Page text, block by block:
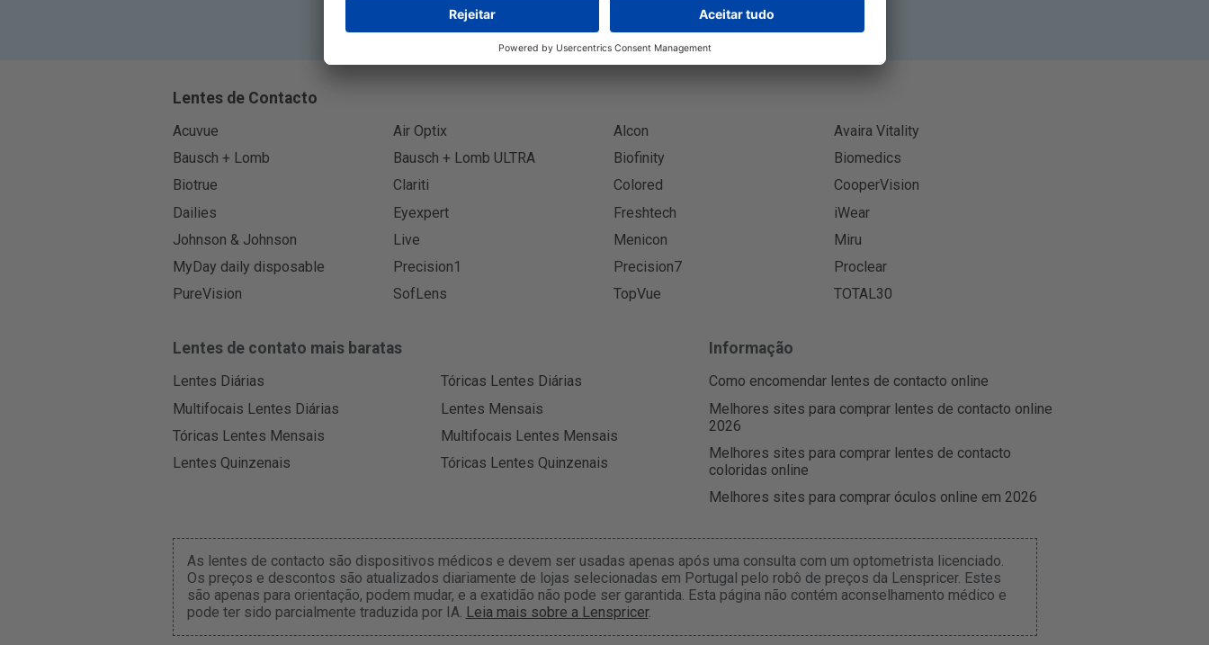
Lentes de Contacto
Acuvue Air Optix Alcon
Avaira Vitality
Bausch + Lomb
Bausch + Lomb ULTRA Biofinity
Biomedics
Biotrue
Clariti Colored
CooperVision
Dailies
Eyexpert Freshtech
iWear
Johnson & Johnson
Live Menicon
Miru
MyDay daily disposable
Precision1 Precision7
Proclear
PureVision
SofLens TopVue TOTAL30
Lentes de contato mais baratas
Lentes Diárias
Tóricas Lentes Diárias
Multifocais Lentes Diárias
Lentes Mensais
Tóricas Lentes Mensais
Multifocais Lentes Mensais
Lentes Quinzenais
Tóricas Lentes Quinzenais
Informação
Como encomendar lentes de contacto online
Melhores sites para comprar lentes de contacto online
2026
Melhores sites para comprar lentes de contacto
coloridas online
Melhores sites para comprar óculos online em 2026
As lentes de contacto são dispositivos médicos e devem ser usadas apenas após uma consulta com um optometrista licenciado.
Os preços e descontos são atualizados diariamente de lojas selecionadas em Portugal pelo robô de preços da Lenspricer. Estes
são apenas para orientação, podem mudar, e a exatidão não pode ser garantida. Esta página não contém aconselhamento médico e
pode ter sido parcialmente traduzida por IA. Leia mais sobre a Lenspricer.